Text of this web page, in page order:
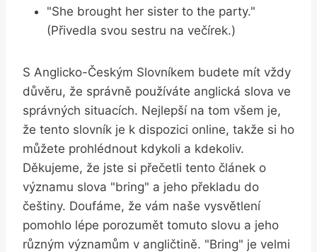
"She brought her sister to the party."
(Přivedla svou sestru na večírek.)
S Anglicko-Českým Slovníkem budete mít vždy
důvěru, že správně používáte anglická slova ve
správných situacích. Nejlepší na tom všem je,
že tento slovník je k dispozici online, takže si ho
můžete prohlédnout kdykoli a kdekoliv.
Děkujeme, že jste si přečetli tento článek o
významu slova "bring" a jeho překladu do
češtiny. Doufáme, že vám naše vysvětlení
pomohlo lépe porozumět tomuto slovu a jeho
různým významům v angličtině. "Bring" je velmi